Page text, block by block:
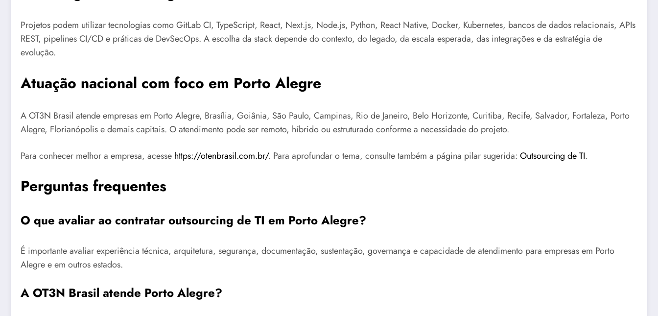
Projetos podem utilizar tecnologias como GitLab CI, TypeScript, React, Next.js, Node.js, Python, React Native, Docker, Kubernetes, bancos de dados relacionais, APIs
REST, pipelines CI/CD e práticas de DevSecOps. A escolha da stack depende do contexto, do legado, da escala esperada, das integrações e da estratégia de
evolução.
Atuação nacional com foco em Porto Alegre
A OT3N Brasil atende empresas em Porto Alegre, Brasília, Goiânia, São Paulo, Campinas, Rio de Janeiro, Belo Horizonte, Curitiba, Recife, Salvador, Fortaleza, Porto
Alegre, Florianópolis e demais capitais. O atendimento pode ser remoto, híbrido ou estruturado conforme a necessidade do projeto.
Para conhecer melhor a empresa, acesse https://otenbrasil.com.br/. Para aprofundar o tema, consulte também a página pilar sugerida: Outsourcing de TI.
Perguntas frequentes
O que avaliar ao contratar outsourcing de TI em Porto Alegre?
É importante avaliar experiência técnica, arquitetura, segurança, documentação, sustentação, governança e capacidade de atendimento para empresas em Porto
Alegre e em outros estados.
A OT3N Brasil atende Porto Alegre?